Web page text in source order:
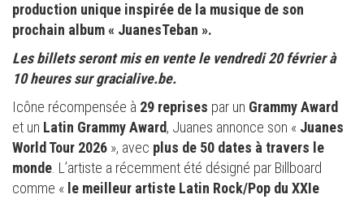
production unique inspirée de la musique de son
prochain album « JuanesTeban ».
Les billets seront mis en vente le vendredi 20 février à
10 heures sur gracialive.be.
Icône récompensée à 29 reprises par un Grammy Award
et un Latin Grammy Award, Juanes annonce son « Juanes
World Tour 2026 », avec plus de 50 dates à travers le
monde. L’artiste a récemment été désigné par Billboard
comme « le meilleur artiste Latin Rock/Pop du XXIe